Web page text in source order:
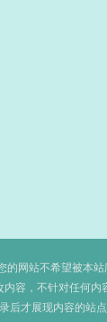
网站不希望被本
容，不针对任何内
才展现内容的站